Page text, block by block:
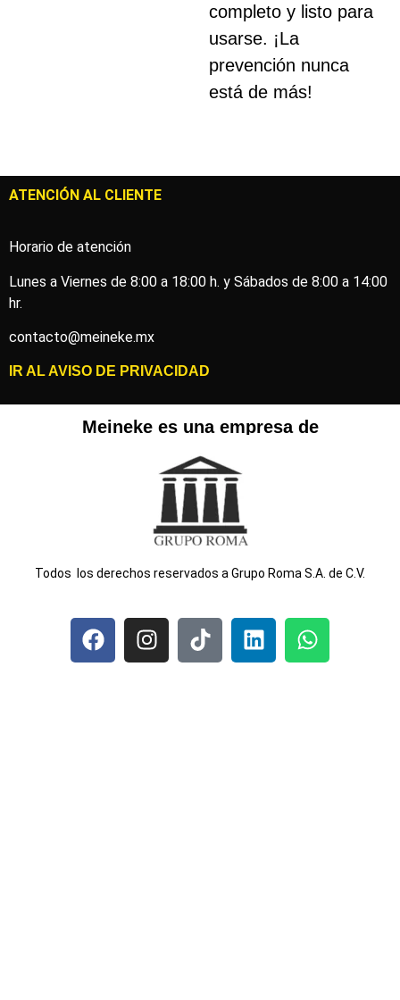
completo y listo para
usarse. ¡La
prevención nunca
está de más!
ATENCIÓN AL CLIENTE
Horario de atención
Lunes a Viernes de 8:00 a 18:00 h. y Sábados de 8:00 a 14:00
hr.
contacto@meineke.mx
IR ALAVISO DE PRIVACIDAD
Meineke es una empresa de
Todos los derechos reservados a Grupo Roma S.A. de C.V.